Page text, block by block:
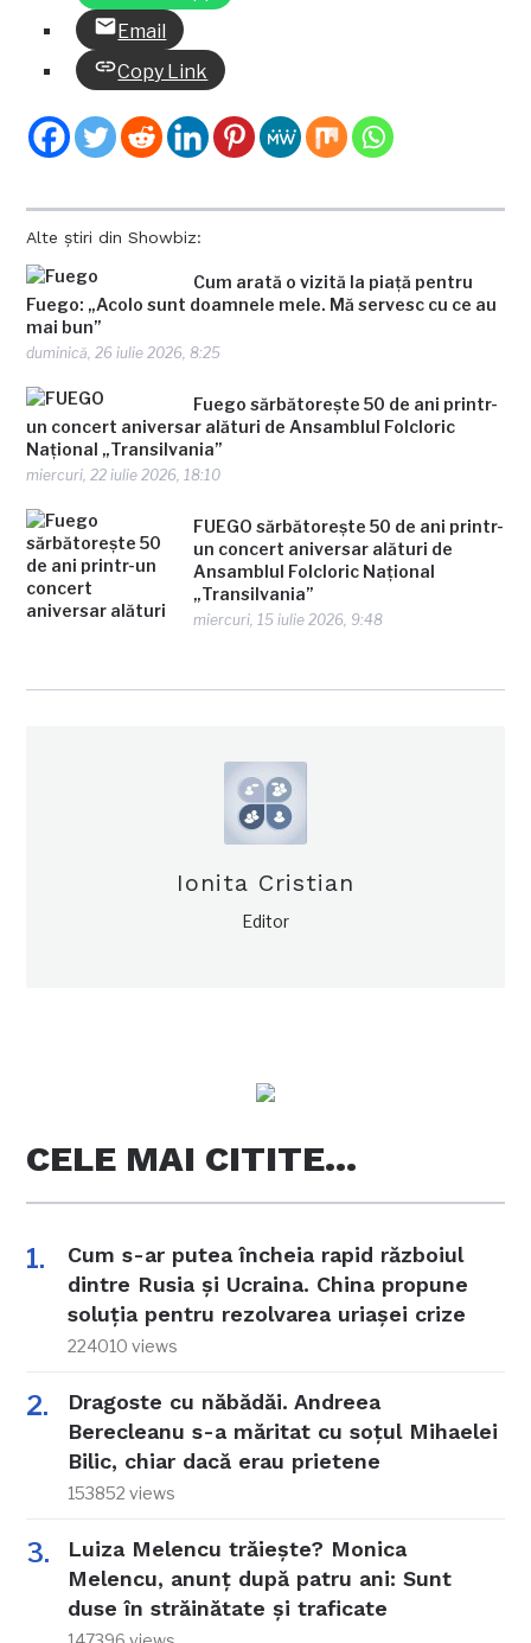
Alte știri din Showbiz:
Cum arată o vizită la piață pentru
Fuego: „Acolo sunt doamnele mele. Mă servesc cu ce au
mai bun”
duminică, 26 iulie 2026, 8:25
Fuego sărbătorește 50 de ani printr-
un concert aniversar alături de Ansamblul Folcloric
Național „Transilvania”
miercuri, 22 iulie 2026, 18:10
FUEGO sărbătorește 50 de ani printr-
un concert aniversar alături de
Ansamblul Folcloric Național
„Transilvania”
miercuri, 15 iulie 2026, 9:48
Email
Copy Link
Ionita Cristian
Editor
CELE MAI CITITE…
Cum s-ar putea încheia rapid războiul
dintre Rusia și Ucraina. China propune
soluția pentru rezolvarea uriașei crize
224010 views
Dragoste cu năbădăi. Andreea
Berecleanu s-a măritat cu soțul Mihaelei
Bilic, chiar dacă erau prietene
153852 views
Luiza Melencu trăiește? Monica
Melencu, anunț după patru ani: Sunt
duse în străinătate și traficate